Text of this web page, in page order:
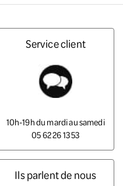
Service client
10h-19h du mardi au samedi
05 62 26 13 53
Ils parlent de nous